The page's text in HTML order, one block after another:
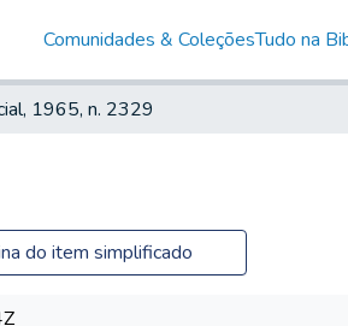
Comunidades & ColeçõesTudo na
1965, n. 2329
do item simplificado